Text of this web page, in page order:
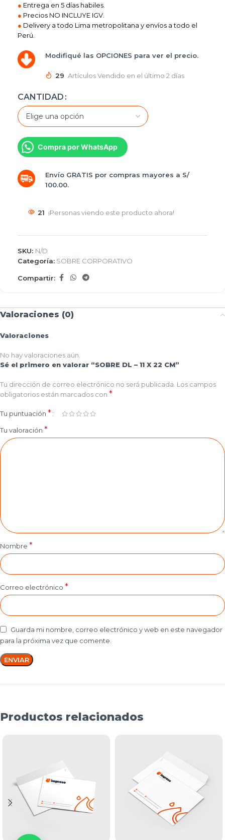
● Entrega en 5 días habiles.
● Precios NO INCLUYE IGV.
● Delivery a todo Lima metropolitana y envíos a todo el
Perú.
Modifiqué las OPCIONES para ver el precio.
29 Artículos Vendido en el último 2 días
CANTIDAD
Compra por WhatsApp
Envío GRATIS por compras mayores a S/
100.00.
21 ¡Personas viendo este producto ahora!
SKU: N/D
Categoría: SOBRE CORPORATIVO
Compartir:
Valoraciones (0)
Valoraciones
No hay valoraciones aún.
Sé el primero en valorar “SOBRE DL – 11 X 22 CM”
Tu dirección de correo electrónico no será publicada. Los campos
obligatorios están marcados con *
Tu puntuación *
Tu valoración *
Nombre *
Correo electrónico *
Guarda mi nombre, correo electrónico y web en este navegador
para la próxima vez que comente.
Productos relacionados